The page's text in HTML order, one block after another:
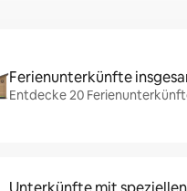
Ferienunterkünfte
Entdecke 20